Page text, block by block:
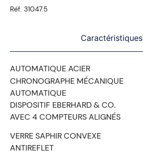
Réf. 31047.5
Caractéristiques
AUTOMATIQUE ACIER
CHRONOGRAPHE MÉCANIQUE
AUTOMATIQUE
DISPOSITIF EBERHARD & CO.
AVEC 4 COMPTEURS ALIGNÉS
VERRE SAPHIR CONVEXE
ANTIREFLET